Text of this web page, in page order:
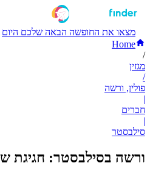
מצאו את החופשה הבאה שלכם היום
Home
/
מגזין
/
פולין, ורשה
|
חברים
|
סילבסטר
ורשה בסילבסטר: חגיגת